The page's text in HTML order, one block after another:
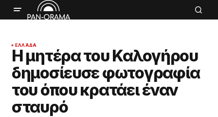
ΕΛΛΆΔΑ
Η μητέρα του Καλογήρου
δημοσίευσε φωτογραφία
του όπου κρατάει έναν
σταυρό